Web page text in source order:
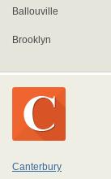
Ballouville
Brooklyn
Canterbury